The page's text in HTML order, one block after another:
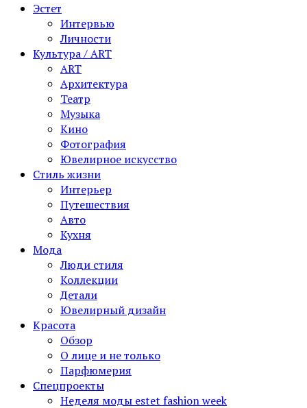
Эстет
Интервью
Личности
Культура / ART
ART
Архитектура
Театр
Музыка
Кино
Фотография
Ювелирное искусство
Стиль жизни
Интерьер
Путешествия
Авто
Кухня
Мода
Люди стиля
Коллекции
Детали
Ювелирный дизайн
Красота
Обзор
О лице и не только
Парфюмерия
Спецпроекты
Неделя моды estet fashion week